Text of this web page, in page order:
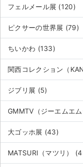
フェルメール展 (120)
ピクサーの世界展 (79)
ちいかわ (133)
関西コレクション（
ジブリ展 (5)
GMMTV（ジーエムエ
大ゴッホ展 (43)
MATSURI（マツリ）